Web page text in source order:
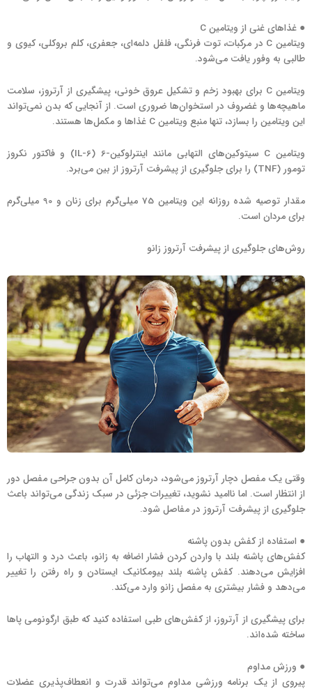
● غذاهای غنی از ویتامین C
ویتامین C در مرکبات، توت فرنگی، فلفل دلمه‌ای، جعفری، کلم بروکلی، کیوی و
طالبی به وفور یافت می‌شود.
ویتامین C برای بهبود زخم و تشکیل عروق خونی، پیشگیری از آرتروز، سلامت
ماهیچه‌ها و غضروف در استخوان‌ها ضروری است. از آنجایی که بدن نمی‌تواند
این ویتامین را بسازد، تنها منبع ویتامین C غذاها و مکمل‌ها هستند.
ویتامین C سیتوکین‌های التهابی مانند اینترلوکین-6 (IL-6) و فاکتور نکروز
تومور (TNF) را برای جلوگیری از پیشرفت آرتروز از بین می‌برد.
مقدار توصیه شده روزانه این ویتامین 75 میلی‌گرم برای زنان و 90 میلی‌گرم
برای مردان است.
روش‌های جلوگیری از پیشرفت آرتروز زانو
وقتی یک مفصل دچار آرتروز می‌شود، درمان کامل آن بدون جراحی مفصل دور
از انتظار است. اما ناامید نشوید، تغییرات جزئی در سبک زندگی می‌تواند باعث
جلوگیری از پیشرفت آرتروز در مفاصل شود.
● استفاده از کفش بدون پاشنه
کفش‌های پاشنه بلند با واردن کردن فشار اضافه به زانو، باعث درد و التهاب را
افزایش می‌‌دهند. کفش پاشنه بلند بیومکانیک ایستادن و راه رفتن را تغییر
می‌دهد و فشار بیشتری به مفصل زانو وارد می‌کند.
برای پیشگیری از آرتروز، از کفش‌های طبی استفاده کنید که طبق ارگونومی پاها
ساخته شده‌اند.
● ورزش مداوم
پیروی از یک برنامه ورزشی مداوم می‌تواند قدرت و انعطاف‌پذیری عضلات